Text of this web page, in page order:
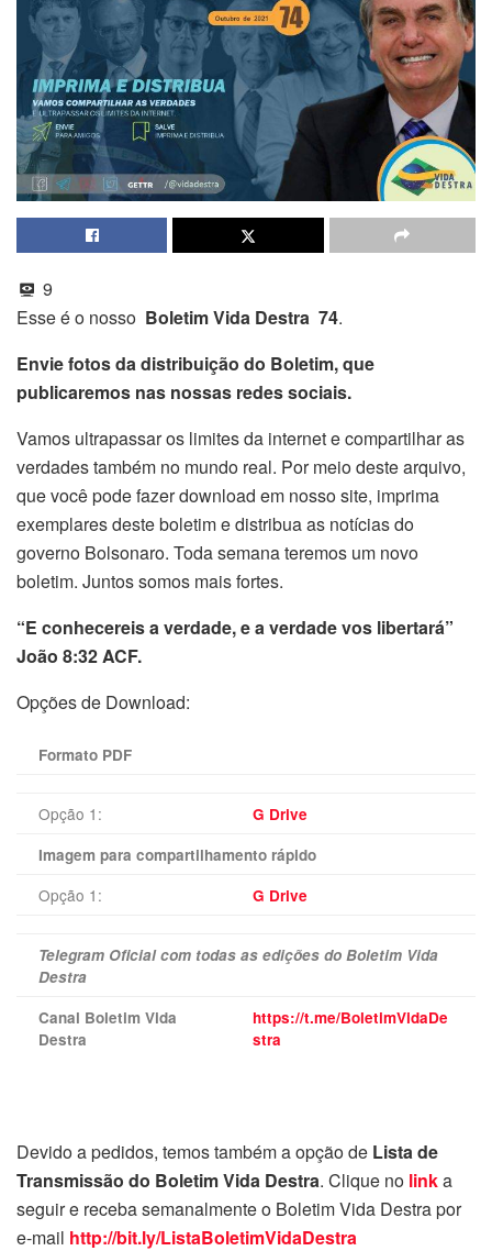
9
Esse é o nosso Boletim Vida Destra 74.
Envie fotos da distribuição do Boletim, que
publicaremos nas nossas redes sociais.
Vamos ultrapassar os limites da internet e compartilhar as
verdades também no mundo real. Por meio deste arquivo,
que você pode fazer download em nosso site, imprima
exemplares deste boletim e distribua as notícias do
governo Bolsonaro. Toda semana teremos um novo
boletim. Juntos somos mais fortes.
“E conhecereis a verdade, e a verdade vos libertará”
João 8:32 ACF.
Opções de Download:
Formato PDF
Opção 1:
G Drive
Imagem para compartilhamento rápido
Opção 1: G Drive
Telegram Oficial com todas as edições do Boletim Vida
Destra
Canal Boletim Vida
Destra
https://t.me/BoletimVidaDe
stra
Devido a pedidos, temos também a opção de Lista de
Transmissão do Boletim Vida Destra. Clique no linka
seguir e receba semanalmente o Boletim Vida Destra por
e-mail http://bit.ly/ListaBoletimVidaDestra